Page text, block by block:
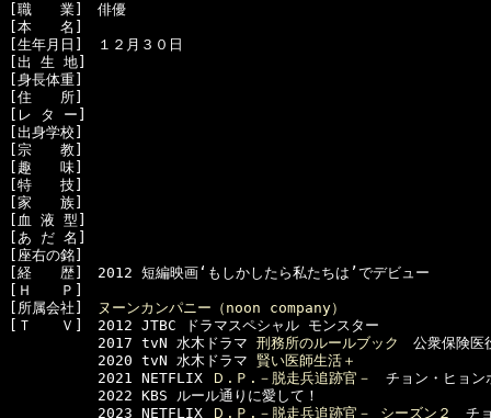
[職　　業]　俳優
[本　　名]
[生年月日]　１２月３０日
[出 生 地]
[身長体重]
[住　　所]
[レ タ ー]
[出身学校]
[宗　　教]
[趣　　味]
[特　　技]
[家　　族]
[血 液 型]
[あ だ 名]
[座右の銘]
[経　　歴]　2012 短編映画‘もしかしたら私たちは’でデビュー
[Ｈ　　Ｐ]
[所属会社]
ヌーンカンパニー（noon company）
[Ｔ　　Ｖ]　2012 JTBC ドラマスペシャル モンスター
  　　　　　2017 tvN 水木ドラマ
刑務所のルールブック
公衆保険医
  　　　　　2020 tvN 水木ドラマ
賢い医師生活＋
  　　　　　2021 NETFLIX
Ｄ.Ｐ.－脱走兵追跡官－
チョン・ヒョン
  　　　　　2022 KBS ルール通りに愛して！
  　　　　　2023 NETFLIX
Ｄ.Ｐ.－脱走兵追跡官－ シーズン２
チ